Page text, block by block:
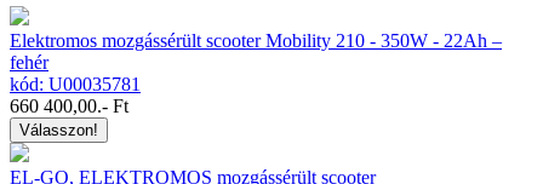
Elektromos mozgássérült scooter Mobility 210 - 350W - 22Ah –
fehér
kód: U00035781
660 400,00.- Ft
Válasszon!
EL-GO, ELEKTROMOS mozgássérült scooter